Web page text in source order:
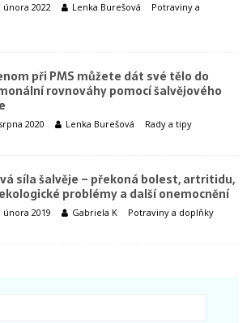
února 2022 Lenka Burešová
Potraviny a
při PMS můžete dát své tělo do
rovnováhy pomocí šalvějového
2020 Lenka Burešová Rady a tipy
síla šalvěje – překoná bolest, artritidu,
problémy a další onemocnění
února 2019 Gabriela K Potraviny a doplňky